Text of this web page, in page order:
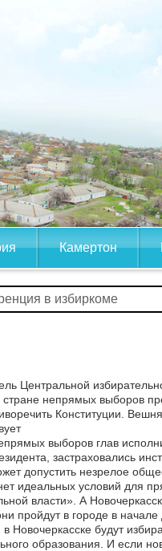
Камертон
в избиркоме
Центральной
стране непрямых выборов
Конституции.
выборов глав
застраховались
допустить незрелое
идеальных условий для
власти». А
пройдут в городе в
Новочеркасске будут
образования. И если